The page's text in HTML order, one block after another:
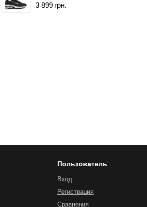
3 899 грн.
Пользователь
Вход
Регистрация
Сравнения